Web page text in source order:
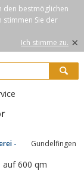
den bestmöglichen
stimmen Sie der
Ich stimme zu. ×
-
Gundelfingen
auf 600 qm